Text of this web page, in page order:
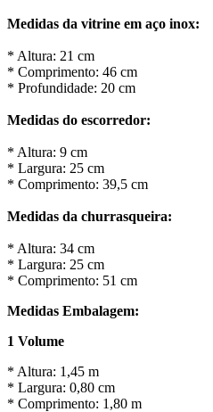
Medidas da vitrine em aço inox:
* Altura: 21 cm
* Comprimento: 46 cm
* Profundidade: 20 cm
Medidas do escorredor:
* Altura: 9 cm
* Largura: 25 cm
* Comprimento: 39,5 cm
Medidas da churrasqueira:
* Altura: 34 cm
* Largura: 25 cm
* Comprimento: 51 cm
Medidas Embalagem:
1 Volume
* Altura: 1,45 m
* Largura: 0,80 cm
* Comprimento: 1,80 m